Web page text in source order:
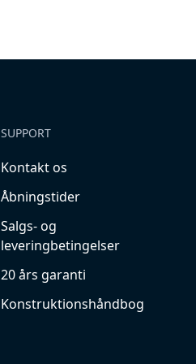
SUPPORT
Kontakt os
Åbningstider
Salgs- og
leveringbetingelser
20 års garanti
Konstruktionshåndbog